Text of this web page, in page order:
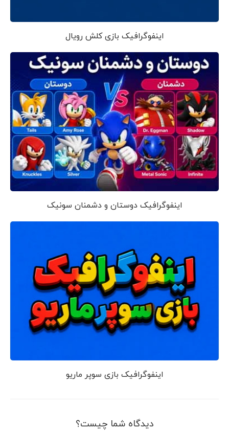
اینفوگرافیک بازی کلش رویال
اینفوگرافیک دوستان و دشمنان سونیک
اینفوگرافیک بازی سوپر ماریو
دیدگاه شما چیست؟